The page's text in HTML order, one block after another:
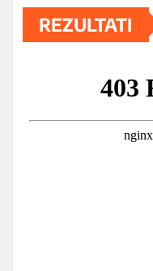
REZULTATI